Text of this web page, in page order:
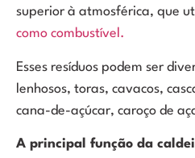
superior à atmosférica, que
como combustível.
Esses resíduos podem ser
lenhosos, toras, cavacos,
cana-de-açúcar, caroço de
A principal função da